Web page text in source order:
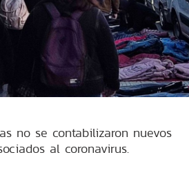
no se contabilizaron nuevos
al coronavirus.